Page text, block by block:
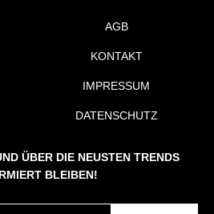
AGB
KONTAKT
IMPRESSUM
DATENSCHUTZ
ÜBER DIE NEUSTEN TRENDS
BLEIBEN!